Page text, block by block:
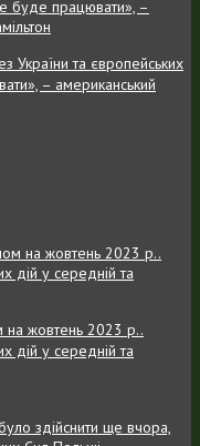
України та європейських
– американський
на жовтень 2023 р..
дій у середній та